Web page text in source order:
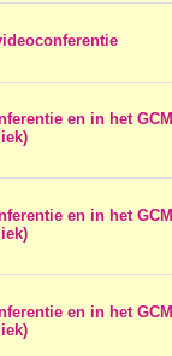
en in het GCM
en in het GCM
en in het GCM